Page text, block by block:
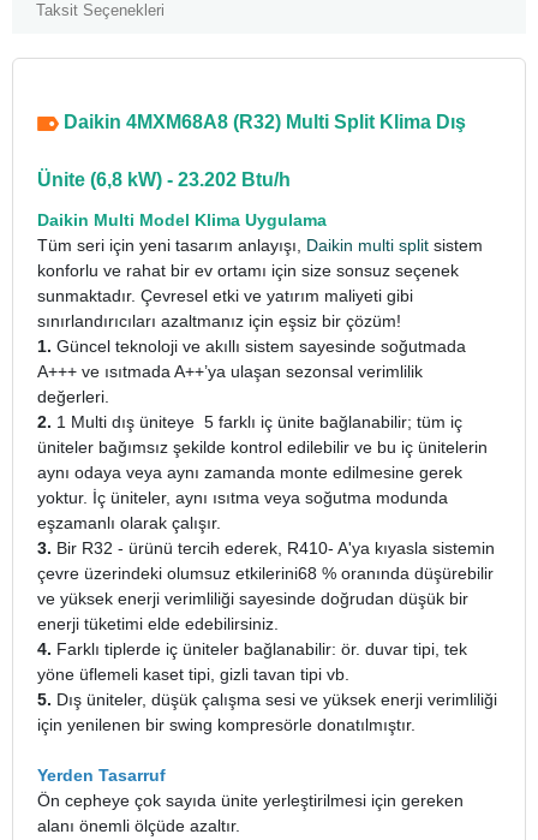
Taksit Seçenekleri
Daikin 4MXM68A8 (R32) Multi Split Klima Dış
Ünite (6,8 kW) - 23.202 Btu/h
Daikin Multi Model Klima Uygulama
Tüm seri için yeni tasarım anlayışı, Daikin multi split sistem
konforlu ve rahat bir ev ortamı için size sonsuz seçenek
sunmaktadır. Çevresel etki ve yatırım maliyeti gibi
sınırlandırıcıları azaltmanız için eşsiz bir çözüm!
1. Güncel teknoloji ve akıllı sistem sayesinde soğutmada
A+++ ve ısıtmada A++’ya ulaşan sezonsal verimlilik
değerleri.
2. 1 Multi dış üniteye 5 farklı iç ünite bağlanabilir; tüm iç
üniteler bağımsız şekilde kontrol edilebilir ve bu iç ünitelerin
aynı odaya veya aynı zamanda monte edilmesine gerek
yoktur. İç üniteler, aynı ısıtma veya soğutma modunda
eşzamanlı olarak çalışır.
3. Bir R32 - ürünü tercih ederek, R410- A'ya kıyasla sistemin
çevre üzerindeki olumsuz etkilerini68 % oranında düşürebilir
ve yüksek enerji verimliliği sayesinde doğrudan düşük bir
enerji tüketimi elde edebilirsiniz.
4. Farklı tiplerde iç üniteler bağlanabilir: ör. duvar tipi, tek
yöne üflemeli kaset tipi, gizli tavan tipi vb.
5. Dış üniteler, düşük çalışma sesi ve yüksek enerji verimliliği
için yenilenen bir swing kompresörle donatılmıştır.
Yerden Tasarruf
Ön cepheye çok sayıda ünite yerleştirilmesi için gereken
alanı önemli ölçüde azaltır.